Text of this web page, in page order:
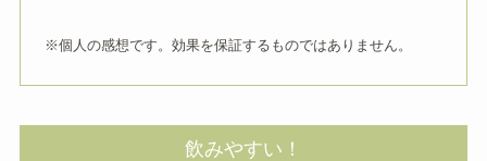
※個人の感想です。効果を保証するものではありません。
飲みやすい！